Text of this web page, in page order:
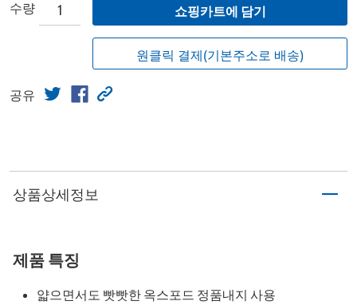
수량 쇼핑카트에 담기
원클릭 결제(기본주소로 배송)
공유
상품상세정보
제품 특징
얇으면서도 빳빳한 옥스포드 정품내지 사용